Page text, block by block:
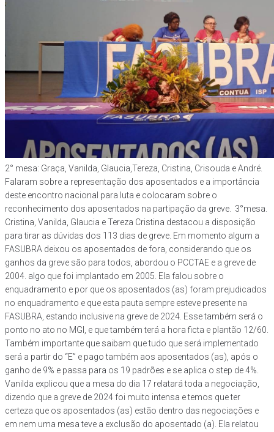
2° mesa: Graça, Vanilda, Glaucia,Tereza, Cristina, Crisouda e André.
Falaram sobre a representação dos aposentados e a importância
deste encontro nacional para luta e colocaram sobre o
reconhecimento dos aposentados na partipação da greve.
3°mesa.
Cristina, Vanilda, Glaucia e Tereza Cristina destacou a disposição
para tirar as dúvidas dos 113 dias de greve. Em momento algum a
FASUBRA deixou os aposentados de fora, considerando que os
ganhos da greve são para todos, abordou o PCCTAE e a greve de
2004. algo que foi implantado em 2005. Ela falou sobre o
enquadramento e por que os aposentados (as) foram prejudicados
no enquadramento e que esta pauta sempre esteve presente na
FASUBRA, estando inclusive na greve de 2024. Esse também será o
ponto no ato no MGI, e que também terá a hora ficta e plantão 12/60.
Também importante que saibam que tudo que será implementado
será a partir do “E” e pago também aos aposentados (as), após o
ganho de 9% e passa para os 19 padrões e se aplica o step de 4%.
Vanilda explicou que a mesa do dia 17 relatará toda a negociação,
dizendo que a greve de 2024 foi muito intensa e temos que ter
certeza que os aposentados (as) estão dentro das negociações e
em nem uma mesa teve a exclusão do aposentado (a). Ela relatou